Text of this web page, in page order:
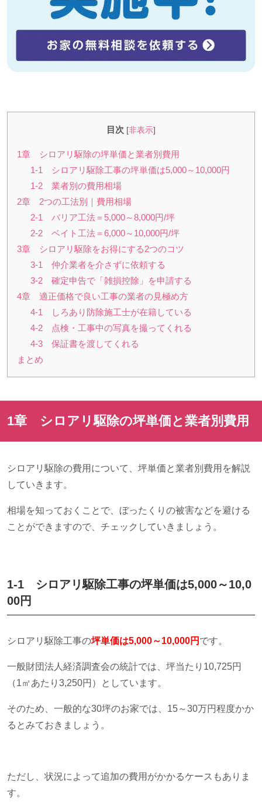
目次 [非表示]
1章 シロアリ駆除の坪単価と業者別費用
1-1 シロアリ駆除工事の坪単価は5,000～10,000円
1-2 業者別の費用相場
2章 2つの工法別｜費用相場
2-1 バリア工法＝5,000～8,000円/坪
2-2 ベイト工法＝6,000～10,000円/坪
3章 シロアリ駆除をお得にする2つのコツ
3-1 仲介業者を介さずに依頼する
3-2 確定申告で「雑損控除」を申請する
4章 適正価格で良い工事の業者の見極め方
4-1 しろあり防除施工士が在籍している
4-2 点検・工事中の写真を撮ってくれる
4-3 保証書を渡してくれる
まとめ
1章 シロアリ駆除の坪単価と業者別費用
シロアリ駆除の費用について、坪単価と業者別費用を解説
していきます。
相場を知っておくことで、ぼったくりの被害などを避ける
ことができますので、チェックしていきましょう。
1-1 シロアリ駆除工事の坪単価は5,000～10,0
00円
シロアリ駆除工事の坪単価は5,000～10,000円 です。
一般財団法人経済調査会の統計では、坪当たり 10,725円
（1㎡あたり 3,250円）としています。
そのため、一般的な30坪のお家では、 15～30万円程度かか
るとみておきましょう。
ただし、状況によって追加の費用がかかるケースもありま
す。